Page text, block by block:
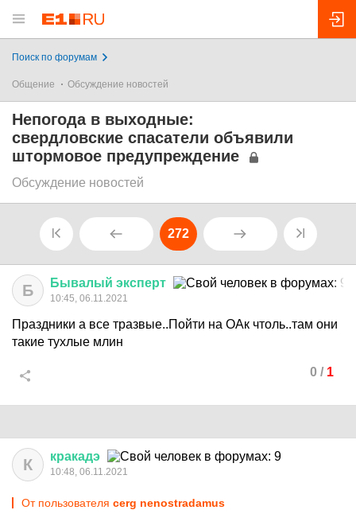
Поиск по форумам
Общение Обсуждение новостей
Непогода в выходные:
свердловские спасатели объявили
штормовое предупреждение
Обсуждение новостей
272
Б Бывалый эксперт
10:45, 06.11.2021
Праздники а все тразвые..Пойти на ОАк чтоль..там они
такие тухлые млин
0 / 1
К кракадэ
10:48, 06.11.2021
От пользователя cerg nenostradamus